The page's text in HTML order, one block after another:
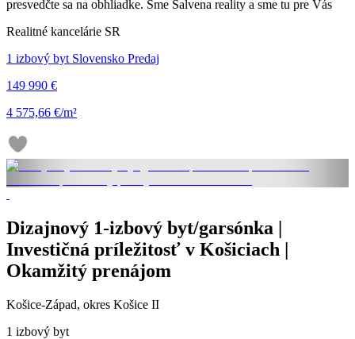
presvedčte sa na obhliadke. Sme Salvena reality a sme tu pre Vás
Realitné kancelárie SR
1 izbový byt Slovensko Predaj
149 990 €
4 575,66 €/m²
Dizajnový 1-izbový byt/garsónka |
Investičná príležitosť v Košiciach |
Okamžitý prenájom
Košice-Západ, okres Košice II
1 izbový byt